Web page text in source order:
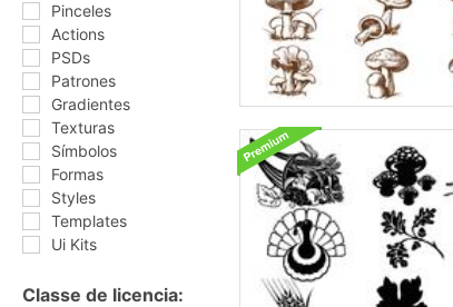
Pinceles
Actions
PSDs
Patrones
Gradientes
Texturas
Símbolos
Formas
Styles
Templates
Ui Kits
Classe de licencia: